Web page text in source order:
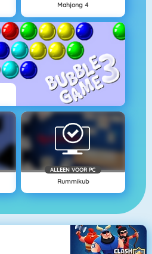
Mahjong 4
ALLEEN VOOR PC
Rummikub